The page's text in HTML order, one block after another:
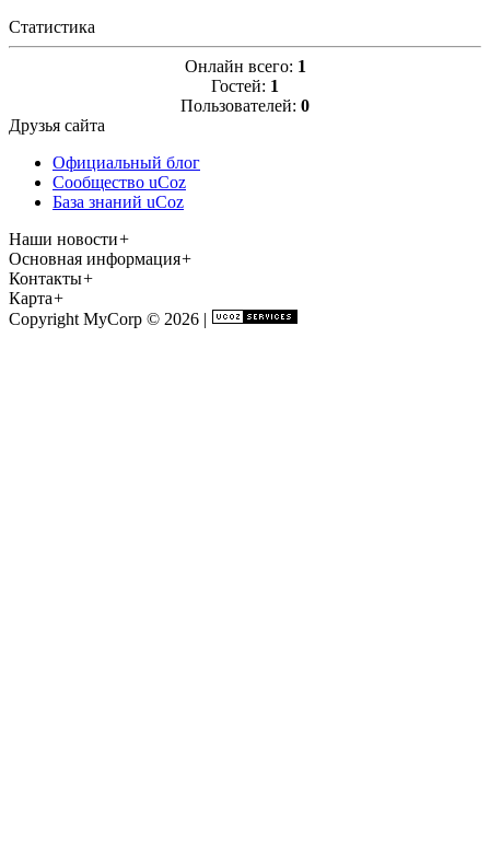
Статистика
Онлайн всего: 1
Гостей: 1
Пользователей: 0
Друзья сайта
Официальный блог
Сообщество uCoz
База знаний uCoz
Наши новости+
Основная информация+
Контакты+
Карта+
Copyright MyCorp © 2026 |